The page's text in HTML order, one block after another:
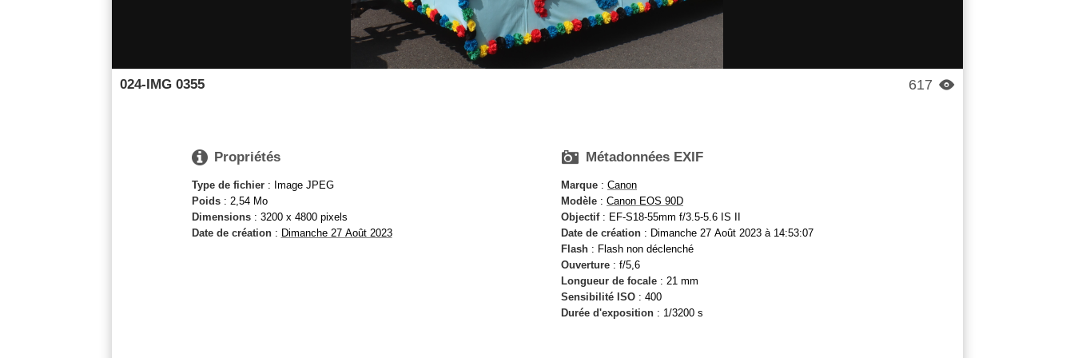
617 
024-IMG 0355
 Propriétés
Type de fichier: Image JPEG
Poids: 2,54 Mo
Dimensions: 3200 x 4800 pixels
Date de création: Dimanche 27 Août 2023
 Métadonnées EXIF
Marque : Canon
Modèle : Canon EOS 90D
Objectif: EF-S18-55mm f/3.5-5.6 IS II
Date de création : Dimanche 27 Août 2023 à 14:53:07
Flash : Flash non déclenché
Ouverture : f/5,6
Longueur de focale : 21 mm
Sensibilité ISO : 400
Durée d'exposition : 1/3200 s